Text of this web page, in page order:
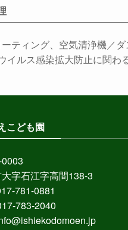
ティング、空気清浄機／
イルス感染拡大防止に関わ
こども園
字石江字高間138-3
781-0881
783-2040